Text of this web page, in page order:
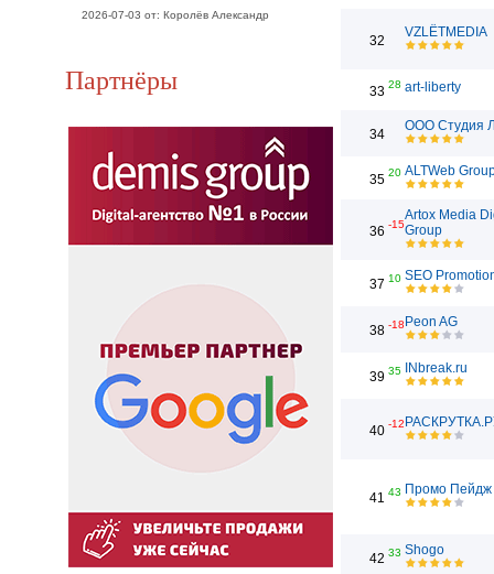
2026-07-03 от: Королёв Александр
Партнёры
32
VZLЁTMEDIA
33 28 art-liberty
34
ООО Студия
35 20 ALTWeb
36 -15
Artox Media
Group
37 10 SEO
38 -18 Peon AG
39 35 INbreak.ru
40 -12
41 43 Промо Пейдж
42 33 Shogo